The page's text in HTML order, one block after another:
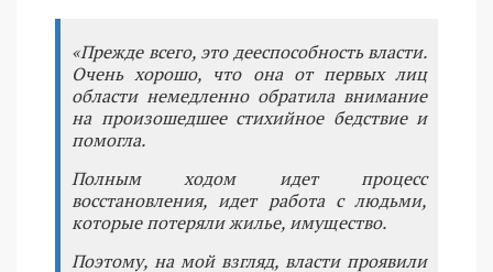
«Прежде всего, это дееспособность власти.
Очень хорошо, что она от первых лиц
области немедленно обратила внимание
на произошедшее стихийное бедствие и
помогла.
Полным ходом идет процесс
восстановления, идет работа с людьми,
которые потеряли жилье, имущество.
Поэтому, на мой взгляд, власти проявили